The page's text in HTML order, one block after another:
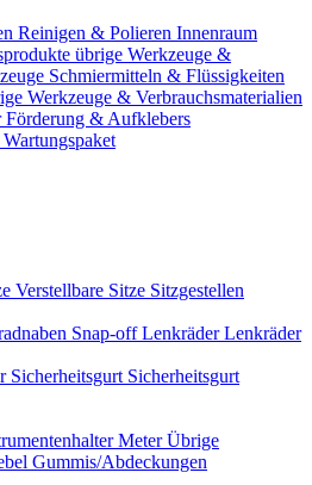
Reinigen & Polieren Innenraum
übrige Werkzeuge &
Schmiermitteln & Flüssigkeiten
Werkzeuge & Verbrauchsmaterialien
Förderung & Aufklebers
Verstellbare Sitze Sitzgestellen
Snap-offLenkräderLenkräder
Sicherheitsgurt Sicherheitsgurt
Meter Übrige
Gummis/Abdeckungen